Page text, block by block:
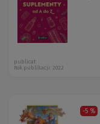
publicat
Rok publikacji: 2022
-5 %